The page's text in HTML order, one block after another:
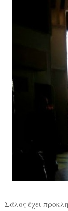
Σάλος έχει